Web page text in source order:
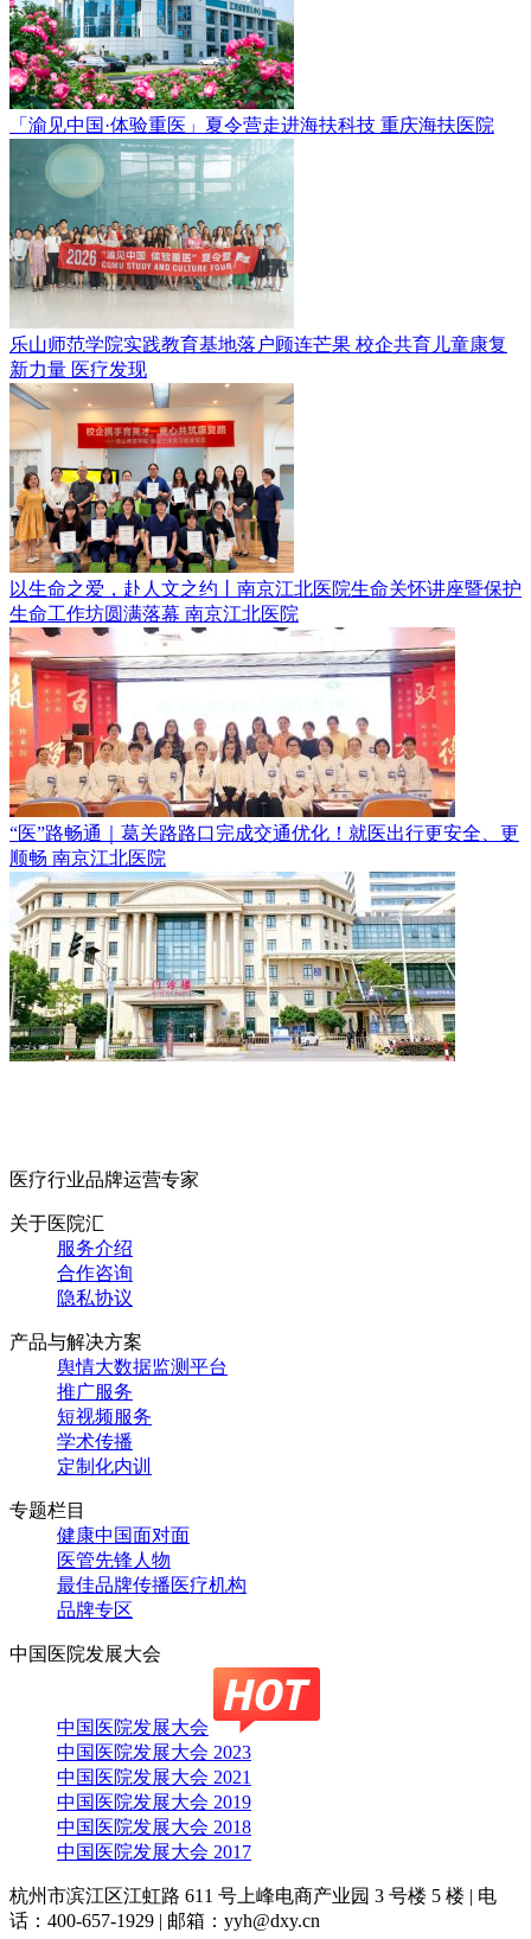
「渝见中国·体验重医」夏令营走进海扶科技 重庆海扶医院
乐山师范学院实践教育基地落户顾连芒果 校企共育儿童康复
新力量 医疗发现
以生命之爱，赴人文之约丨南京江北医院生命关怀讲座暨保护
生命工作坊圆满落幕 南京江北医院
“医”路畅通｜葛关路路口完成交通优化！就医出行更安全、更
顺畅 南京江北医院
医疗行业品牌运营专家
关于医院汇
服务介绍
合作咨询
隐私协议
产品与解决方案
舆情大数据监测平台
推广服务
短视频服务
学术传播
定制化内训
专题栏目
健康中国面对面
医管先锋人物
最佳品牌传播医疗机构
品牌专区
中国医院发展大会
中国医院发展大会
中国医院发展大会 2023
中国医院发展大会 2021
中国医院发展大会 2019
中国医院发展大会 2018
中国医院发展大会 2017
杭州市滨江区江虹路 611 号上峰电商产业园 3 号楼 5 楼 | 电
话：400-657-1929 | 邮箱：yyh@dxy.cn